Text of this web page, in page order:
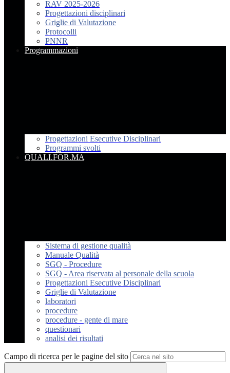
RAV 2025-2026
Progettazioni disciplinari
Griglie di Valutazione
Protocolli
PNNR
Programmazioni
Progettazioni Esecutive Disciplinari
Programmi svolti
QUALI.FOR.MA
Sistema di gestione qualità
Manuale Qualità
SGQ - Procedure
SGQ - Area riservata al personale della scuola
Progettazioni Esecutive Disciplinari
Griglie di Valutazione
laboratori
procedure
procedure - gente di mare
questionari
analisi dei risultati
Campo di ricerca per le pagine del sito